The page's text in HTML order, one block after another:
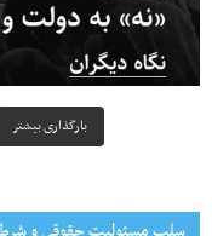
بارگذاری بیشتر